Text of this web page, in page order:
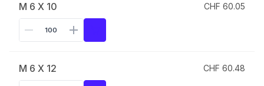
M 6 X 10 CHF 60.05
M 6 X 12 CHF 60.48